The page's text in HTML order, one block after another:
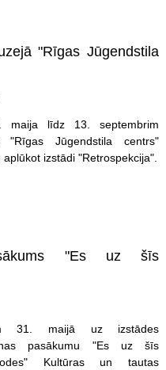
"Rīgas Jūgendstila
maija līdz 13. septembrim
"Rīgas Jūgendstila centrs"
aplūkot izstādi "Retrospekcija".
"Es uz šīs
31. maijā uz izstādes
pasākumu "Es uz šīs
Kultūras un tautas